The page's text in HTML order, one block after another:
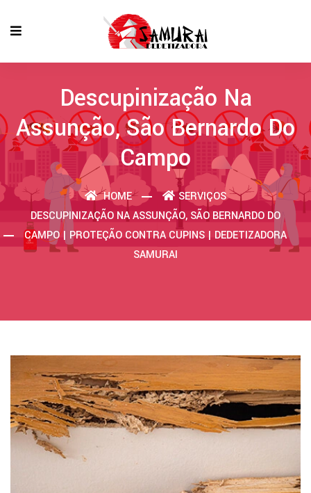
Descupinização Na
Assunção, São Bernardo Do
Campo
HOME
SERVIÇOS
DESCUPINIZAÇÃO NA ASSUNÇÃO, SÃO BERNARDO DO
CAMPO | PROTEÇÃO CONTRA CUPINS | DEDETIZADORA
SAMURAI